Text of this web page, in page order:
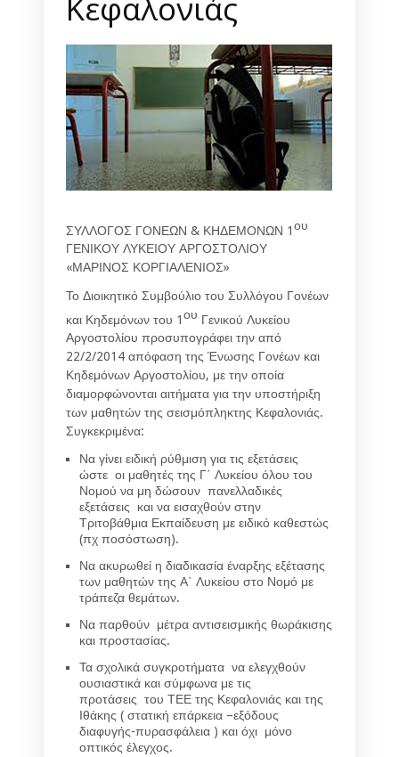
ΣΥΛΛΟΓΟΣ ΓΟΝΕΩΝ & ΚΗΔΕΜΟΝΩΝ 1ου
ΓΕΝΙΚΟΥ ΛΥΚΕΙΟΥ ΑΡΓΟΣΤΟΛΙΟΥ
«ΜΑΡΙΝΟΣ ΚΟΡΓΙΑΛΕΝΙΟΣ»
Το Διοικητικό Συμβούλιο του Συλλόγου Γονέων
και Κηδεμόνων του 1ου Γενικού Λυκείου
Αργοστολίου προσυπογράφει την από
22/2/2014 απόφαση της Ένωσης Γονέων και
Κηδεμόνων Αργοστολίου, με την οποία
διαμορφώνονται αιτήματα για την υποστήριξη
των μαθητών της σεισμόπληκτης Κεφαλονιάς.
Συγκεκριμένα:
Να γίνει ειδική ρύθμιση για τις εξετάσεις
ώστε οι μαθητές της Γ΄ Λυκείου όλου του
Νομού να μη δώσουν πανελλαδικές
εξετάσεις και να εισαχθούν στην
Τριτοβάθμια Εκπαίδευση με ειδικό καθεστώς
(πχ ποσόστωση).
Να ακυρωθεί η διαδικασία έναρξης εξέτασης
των μαθητών της Α΄ Λυκείου στο Νομό με
τράπεζα θεμάτων.
Να παρθούν μέτρα αντισεισμικής θωράκισης
και προστασίας.
Τα σχολικά συγκροτήματα να ελεγχθούν
ουσιαστικά και σύμφωνα με τις
προτάσεις του ΤΕΕ της Κεφαλονιάς και της
Ιθάκης ( στατική επάρκεια –εξόδους
διαφυγής-πυρασφάλεια ) και όχι μόνο
οπτικός έλεγχος.